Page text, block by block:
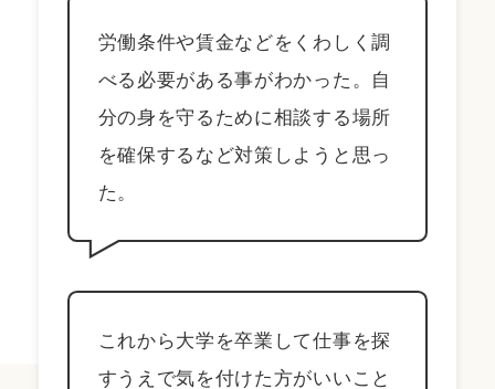
労働条件や賃金などをくわしく調
べる必要がある事がわかった。自
分の身を守るために相談する場所
を確保するなど対策しようと思っ
た。
これから大学を卒業して仕事を探
すうえで気を付けた方がいいこと